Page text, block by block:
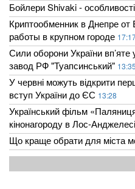
Бойлери Shivaki -
Криптообменник в Днепре
работы в крупном городе
Сили оборони України
завод РФ "Туапсинський" 13:35
У червні можуть відкрити
вступ України до ЄС 13:28
Український фільм
кінонагороду в Лос-Анджелесі
Що краще обрати для міста